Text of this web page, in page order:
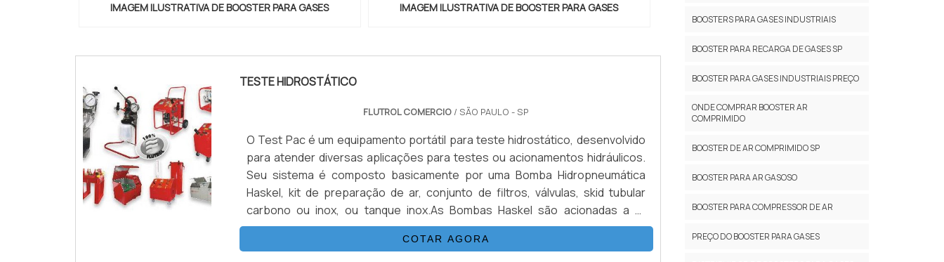
IMAGEM ILUSTRATIVA DE BOOSTER PARA GASES IMAGEM ILUSTRATIVA DE BOOSTER PARA GASES
TESTE HIDROSTÁTICO
FLUTROL COMERCIO / SÃO PAULO - SP
O Test Pac é um equipamento portátil para teste hidrostático, desenvolvido
para atender diversas aplicações para testes ou acionamentos hidráulicos.
Seu sistema é composto basicamente por uma Bomba Hidropneumática
Haskel, kit de preparação de ar, conjunto de filtros, válvulas, skid tubular
carbono ou inox, ou tanque inox.As Bombas Haskel são acionadas a ar
comprimido de compressor ou Nitrogênio, alguns modelos geram altas
pressões hidráulicas reguláveis até 15.000 psi (1.000 bar), nessas configu.
COTAR AGORA
BOOSTERS PARA GASES INDUSTRIAIS
BOOSTER PARA RECARGA DE GASES SP
BOOSTER PARA GASES INDUSTRIAIS PREÇO
ONDE COMPRAR BOOSTER AR
COMPRIMIDO
BOOSTER DE AR COMPRIMIDO SP
BOOSTER PARA AR GASOSO
BOOSTER PARA COMPRESSOR DE AR
PREÇO DO BOOSTER PARA GASES